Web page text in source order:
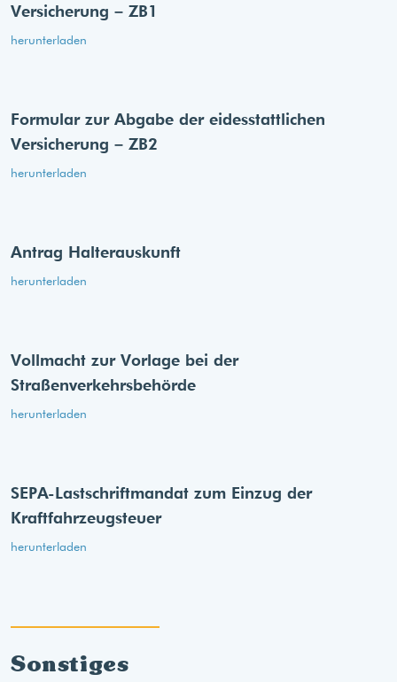
Versicherung – ZB1
herunterladen
Formular zur Abgabe der eides­stattlichen
Versicherung – ZB2
herunterladen
Antrag Halterauskunft
herunterladen
Vollmacht zur Vorlage bei der
Straßenverkehrsbehörde
herunterladen
SEPA-Lastschriftmandat zum Einzug der
Kraftfahrzeugsteuer
herunterladen
Sonstiges